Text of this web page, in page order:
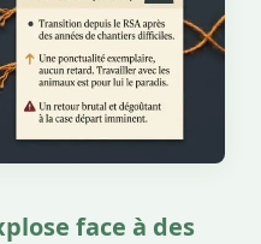
face à des